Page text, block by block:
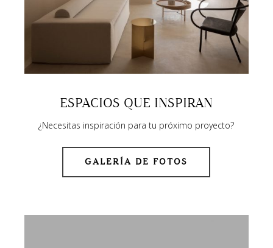
ESPACIOS QUE INSPIRAN
¿Necesitas inspiración para tu próximo proyecto?
GALERÍA DE FOTOS